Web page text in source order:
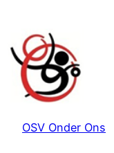
de
inhoud
OSV Onder Ons